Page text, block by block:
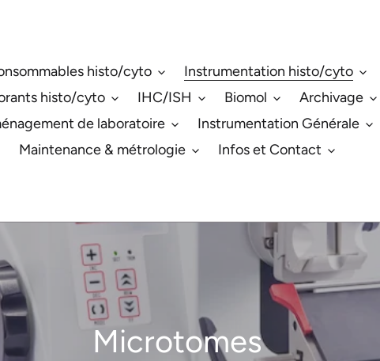
histo/cyto
Instrumentation histo/cyto
histo/cyto
IHC/ISH Biomol
Archivage
de laboratoire
Instrumentation Générale
Maintenance & métrologie
Infos et Contact
C
Microtomes